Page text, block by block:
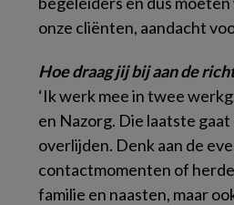
onze cliënten, aandacht
Hoe draag jij bij aan de
‘Ik werk mee in twee
en Nazorg. Die laatste
overlijden. Denk aan de
contactmomenten of
familie en naasten, maar